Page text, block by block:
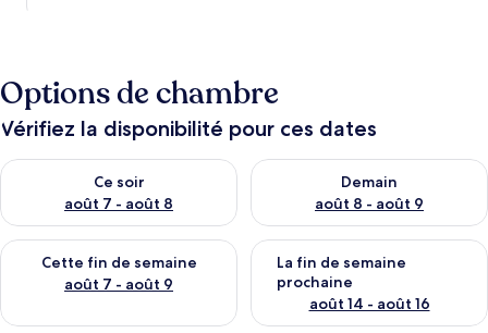
Options de chambre
Vérifiez la disponibilité pour ces dates
Ce soir
août 7 - août 8
Vérifier la disponibilité pour ce soir août 7 - août 8
Demain
août 8 - août 9
Vérifier la disponibilité pour
Cette fin de semaine
août 7 - août 9
Vérifier la disponibilité pour cette fin de semaine août 7 -
La fin de semaine
prochaine
août 14 - août 16
Vérifier la disponibilité pour